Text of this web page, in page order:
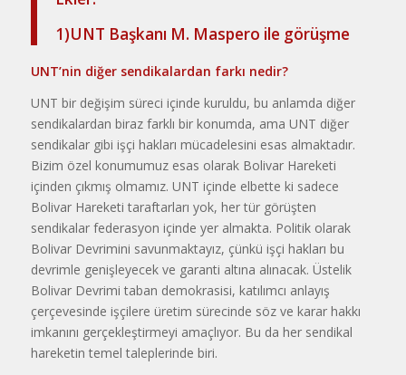
1)UNT Başkanı M. Maspero ile görüşme
UNT’nin diğer sendikalardan farkı nedir?
UNT bir değişim süreci içinde kuruldu, bu anlamda diğer
sendika­lardan biraz farklı bir konumda, ama UNT diğer
sendikalar gibi işçi hakları mücadelesini esas almakta­dır.
Bizim özel konumumuz esas olarak Bolivar Hareketi
içinden çık­mış olmamız. UNT içinde elbette ki sadece
Bolivar Hareketi taraftarları yok, her tür görüşten
sendikalar fe­derasyon içinde yer almakta. Poli­tik olarak
Bolivar Devrimini sa­vunmaktayız, çünkü işçi hakları bu
devrimle genişleyecek ve garanti altına alınacak. Üstelik
Bolivar Devrimi taban demokrasisi, katılımcı anlayış
çerçevesinde işçilere üretim sürecinde söz ve karar hak­kı
imkanını gerçekleştirmeyi amaçlıyor. Bu da her sendikal
hare­ketin temel taleplerinde biri.